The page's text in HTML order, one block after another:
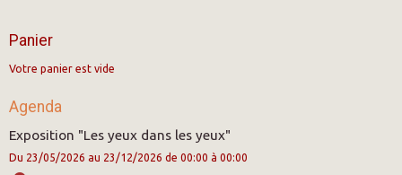
Panier
Votre panier est vide
Agenda
Exposition "Les yeux dans les yeux"
Du 23/05/2026 au 23/12/2026 de 00:00 à 00:00